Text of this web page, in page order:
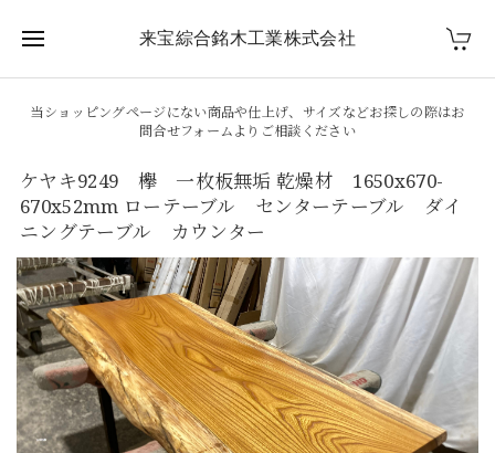
来宝綜合銘木工業株式会社
当ショッピングページにない商品や仕上げ、サイズなどお探しの際はお
問合せフォームよりご相談ください
ケヤキ9249 欅 一枚板無垢 乾燥材 1650x670-
670x52mm ローテーブル センターテーブル ダイ
ニングテーブル カウンター